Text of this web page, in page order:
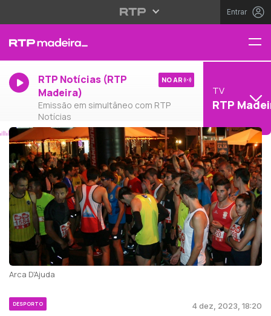
Entrar
RTP Notícias (RTP
Madeira)
Emissão em simultâneo com RTP
Notícias
NO AR
TV
RTP
Arca D'Ajuda
DESPORTO 4 dez, 2023, 18:20